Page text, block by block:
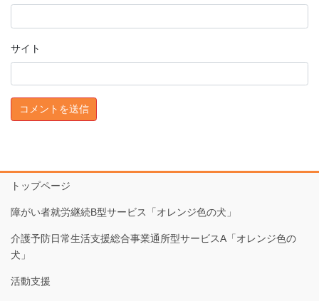
サイト
トップページ
障がい者就労継続B型サービス「オレンジ色の犬」
介護予防日常生活支援総合事業通所型サービスA「オレンジ色の
犬」
活動支援